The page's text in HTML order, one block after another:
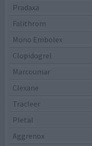
Pradaxa
Falithrom
Mono Embolex
Clopidogrel
Marcoumar
Clexane
Tracleer
Pletal
Aggrenox